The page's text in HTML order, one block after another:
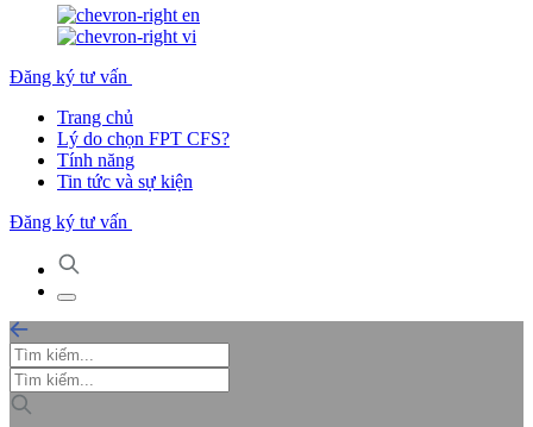
en
vi
Đăng ký tư vấn
Trang chủ
Lý do chọn FPT CFS?
Tính năng
Tin tức và sự kiện
Đăng ký tư vấn